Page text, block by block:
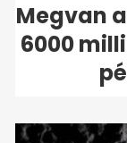
Megvan
6000